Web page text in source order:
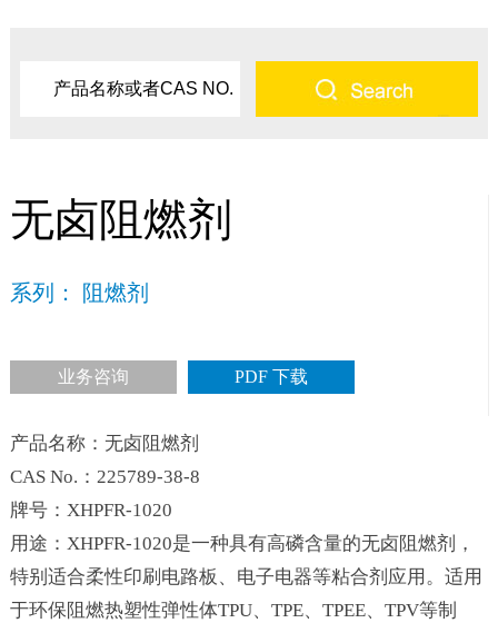
无卤阻燃剂
系列： 阻燃剂
业务咨询 PDF 下载
产品名称：无卤阻燃剂
CAS No.：225789-38-8
牌号：XHPFR-1020
用途：XHPFR-1020是一种具有高磷含量的无卤阻燃剂，
特别适合柔性印刷电路板、电子电器等粘合剂应用。适用
于环保阻燃热塑性弹性体TPU、TPE、TPEE、TPV等制